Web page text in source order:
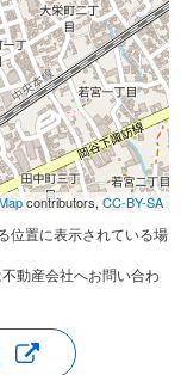
contributors, CC-BY-SA
位置に表示されている場
動産会社へお問い合わ